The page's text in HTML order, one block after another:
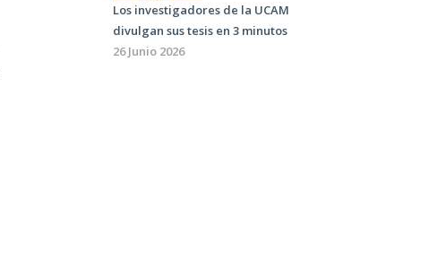
Los investigadores de la UCAM
divulgan sus tesis en 3 minutos
26 Junio 2026